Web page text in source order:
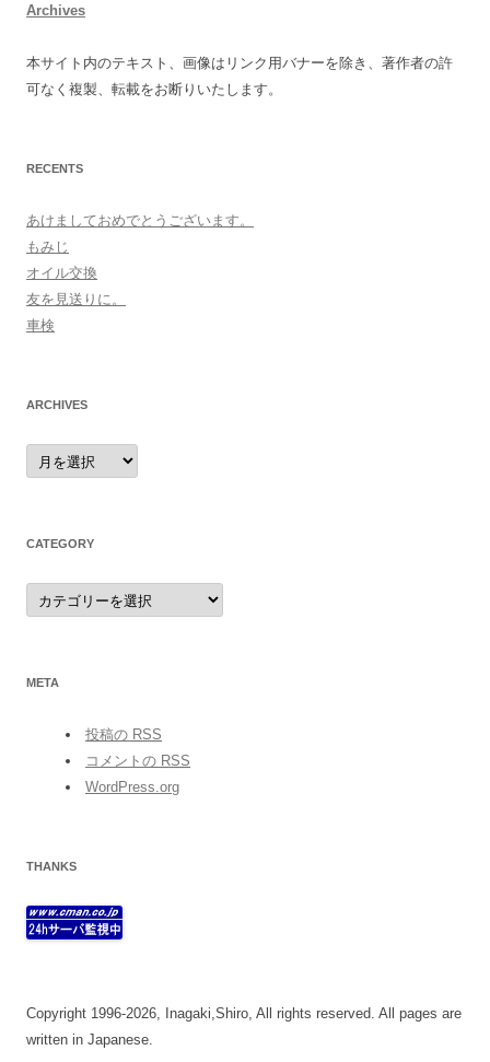
Archives
本サイト内のテキスト、画像はリンク用バナーを除き、著作者の許
可なく複製、転載をお断りいたします。
RECENTS
あけましておめでとうございます。
もみじ
オイル交換
友を見送りに。
車検
ARCHIVES
archives
CATEGORY
category
META
投稿の RSS
コメントの RSS
WordPress.org
THANKS
Copyright 1996-2026, Inagaki,Shiro, All rights reserved. All pages are
written in Japanese.